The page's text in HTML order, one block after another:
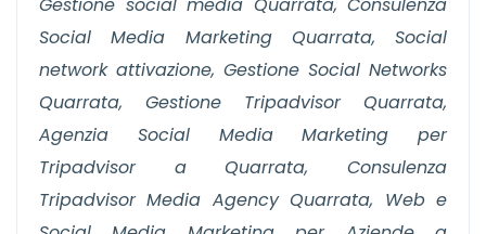
Social Media Marketing Quarrata, Social
network attivazione, Gestione Social Networks
Quarrata, Gestione Tripadvisor Quarrata,
Agenzia Social Media Marketing per
Tripadvisor a Quarrata, Consulenza
Tripadvisor Media Agency Quarrata, Web e